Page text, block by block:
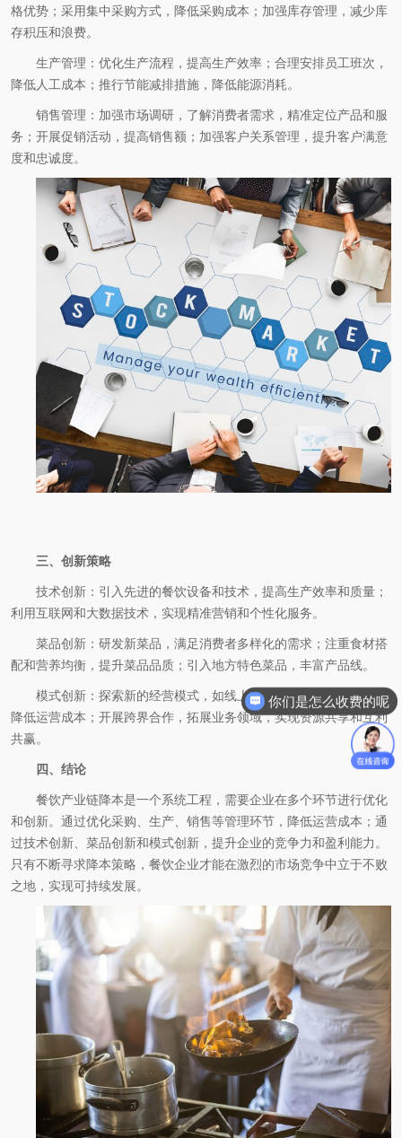
格优势；采用集中采购方式，降低采购成本；加强库存管理，减少库
存积压和浪费。
生产管理：优化生产流程，提高生产效率；合理安排员工班次，
降低人工成本；推行节能减排措施，降低能源消耗。
销售管理：加强市场调研，了解消费者需求，精准定位产品和服
务；开展促销活动，提高销售额；加强客户关系管理，提升客户满意
度和忠诚度。
三、创新策略
技术创新：引入先进的餐饮设备和技术，提高生产效率和质量；
利用互联网和大数据技术，实现精准营销和个性化服务。
菜品创新：研发新菜品，满足消费者多样化的需求；注重食材搭
配和营养均衡，提升菜品品质；引入地方特色菜品，丰富产品线。
模式创新：探索新的经营模式，如线上线下融合、共享厨房等，
降低运营成本；开展跨界合作，拓展业务领域，实现资源共享和互利
共赢。
四、结论
餐饮产业链降本是一个系统工程，需要企业在多个环节进行优化
和创新。通过优化采购、生产、销售等管理环节，降低运营成本；通
过技术创新、菜品创新和模式创新，提升企业的竞争力和盈利能力。
只有不断寻求降本策略，餐饮企业才能在激烈的市场竞争中立于不败
之地，实现可持续发展。
你们是怎么收费的呢